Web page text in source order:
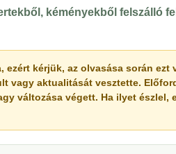
kéményekből felszálló
kérjük, az olvasása során ezt
vagy aktualitását vesztette.
változása végett. Ha ilyet észlel,